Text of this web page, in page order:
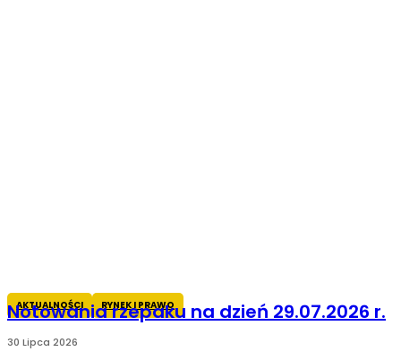
AKTUALNOŚCI RYNEK I PRAWO
Notowania rzepaku na dzień 29.07.2026 r.
30 Lipca 2026